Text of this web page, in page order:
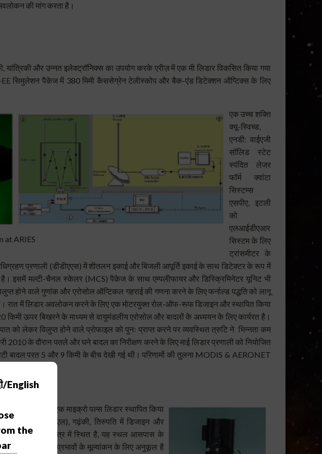
की मांग करता है।
और उन्नत इलेक्ट्रॉनिक्स का उपयोग करके एरीज़ में एक मी लिडार विकसित किया गया
सिमुलेशन पैकेज में 380 मिमी कैससेग्रेन टेलीस्कोप और बैक-एंड डिटेक्शन ऑप्टिक्स के लिए
एक उच्च शक्ति
क्यू-स्विच्ड,
एनडी: वाईएजी
सॉलिड स्टेट
स्पंदित लेजर
फॉर्म क्वांटा
सिस्टम्स
एसपीए, इटली
को
एलआईडीएआर
सिस्टम के लिए
ट्रांसमीटर के
प्रणाली (डीडीएएस) में शीतलन इकाई और बिजली आपूर्ति इकाई के साथ डिटेक्टर के रूप में
है। इसमें मल्टी-चैनल स्केलर (MCS) पैकेज के साथ एम्पलीफायर और डिस्क्रिमिनेटर यूनिट भी
होने वाले गुणांक और एरोसोल ऑप्टिकल गहराई की गणना करने के लिए फर्नाल्ड पद्धति को लागू
रात में लिडार अवलोकन करने के लिए एक मोटरयुक्त रोल-ऑफ-रूफ डिजाइन और स्थापित किया
किमी ऊपर बिखरने के माध्यम से वायुमंडलीय एरोसोल और बादलों के अध्ययन के लिए कार्यरत है।
को लेकर विलुप्त होने वाले प्रोफाइल को पुनः प्राप्त करने पर व्यवस्थित त्रुटि ने भिन्नता कम
के दौरान पतले और घने बादल का निरीक्षण करने के लिए माई लिडार प्रणाली को नियोजित
बादल परत 5 और 9 किमी के बीच देखी गई थी। परिणामों की तुलना MODIS & AERONET
कमरे में एक माइक्रो पल्स लिडार स्थापित किया
(एनएआरएल), गढ़ंकी, तिरुपति में डिजाइन और
क्षोभमंडलीय क्षेत्र में स्थित है, यह स्थल आसपास के
पर एरोसोल लोडिंग प्रभावों के मूल्यांकन के लिए अनुकूल है
English
the